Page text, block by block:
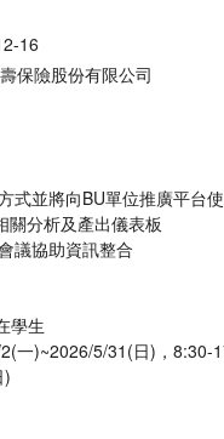
16
保險股份有限公司
式並將向BU單位推廣平台
關分析及產出儀表板
議協助資訊整合
學生
一)~2026/5/31(日)，
)